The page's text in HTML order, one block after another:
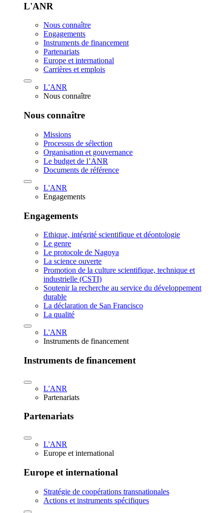
L'ANR
Nous connaître
Engagements
Instruments de financement
Partenariats
Europe et international
Carrières et emplois
L'ANR
Nous connaître
Nous connaître
Missions
Processus de sélection
Organisation et gouvernance
Le budget de l’ANR
Documents de référence
L'ANR
Engagements
Engagements
Ethique, intégrité scientifique et déontologie
Le genre
Le protocole de Nagoya
La science ouverte
Promotion de la culture scientifique, technique et
industrielle (CSTI)
Soutenir la recherche au service du développement
durable
La déclaration de San Francisco
La qualité
L'ANR
Instruments de financement
Instruments de financement
L'ANR
Partenariats
Partenariats
L'ANR
Europe et international
Europe et international
Stratégie de coopérations transnationales
Actions et instruments spécifiques